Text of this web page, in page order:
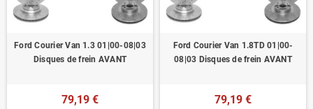
Ford Courier Van 1.3 01|00-08|03
Disques de frein AVANT
79,19 €
Ford Courier Van 1.8TD 01|00-
08|03 Disques de frein AVANT
79,19 €